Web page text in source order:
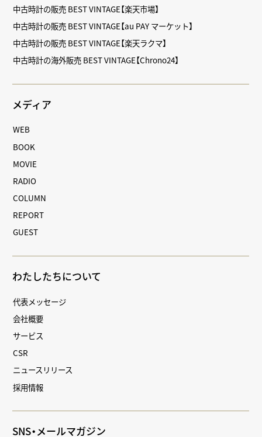
中古時計の販売 BEST VINTAGE【楽天市場】
中古時計の販売 BEST VINTAGE【au PAY マーケット】
中古時計の販売 BEST VINTAGE【楽天ラクマ】
中古時計の海外販売 BEST VINTAGE【Chrono24】
メディア
WEB
BOOK
MOVIE
RADIO
COLUMN
REPORT
GUEST
わたしたちについて
代表メッセージ
会社概要
サービス
CSR
ニュースリリース
採用情報
SNS・メールマガジン